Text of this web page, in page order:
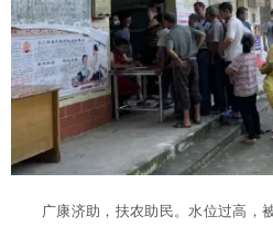
广康济助，扶农助民。水位过高，